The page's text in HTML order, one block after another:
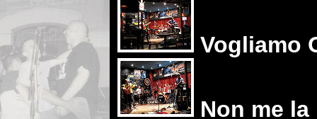
Vogliamo
Non me